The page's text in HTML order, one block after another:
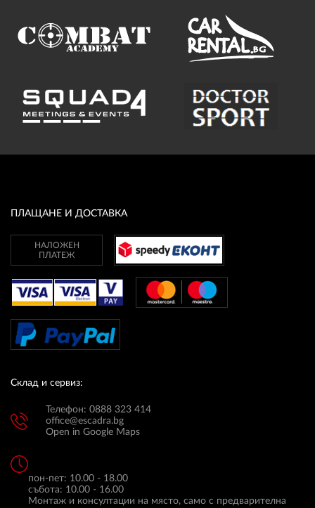
ПЛАЩАНЕ И ДОСТАВКА
НАЛОЖЕН
ПЛАТЕЖ
Склад и сервиз:
Телефон: 0888 323 414
office@escadra.bg
Open in Google Maps
пон-пет: 10.00 - 18.00
събота: 10.00 - 16.00
Монтаж и консултации на място, само с предварителна
ОБЩИ УСЛОВИЯ
СТОКИ НА КРЕДИТ
ПЛАТФОРМА ЗА ОРС